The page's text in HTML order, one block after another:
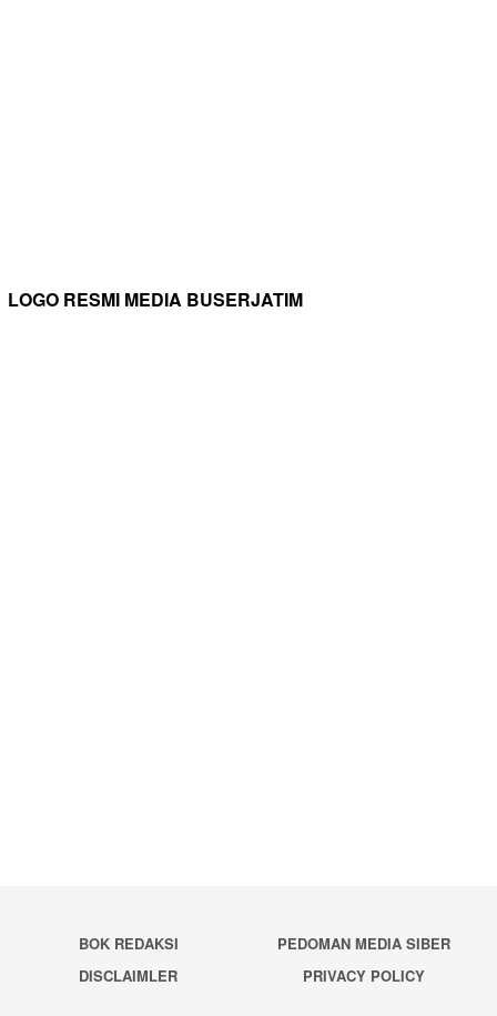
LOGO RESMI MEDIA BUSERJATIM
BOK REDAKSI
PEDOMAN MEDIA SIBER
DISCLAIMLER
PRIVACY POLICY